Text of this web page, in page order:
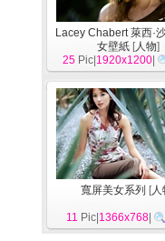
Lacey Chabert 萊西·
女壁紙 [人物]
25 Pic| 1920x1200
寬屏美女系列 [人
11 Pic| 1366x768